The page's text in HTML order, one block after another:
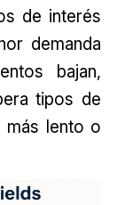
de interés
demanda
bajan,
tipos de
más lento o